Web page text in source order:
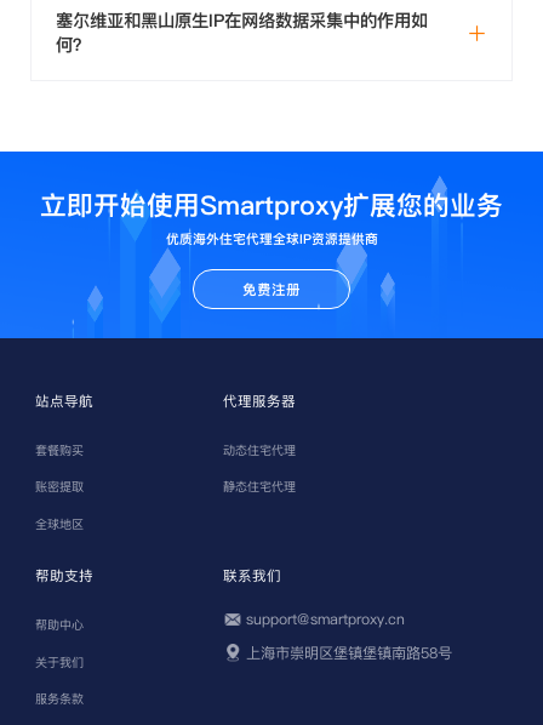
塞尔维亚和黑山原生IP在网络数据采集中的作用如
何？
立即开始使用Smartproxy扩展您的业务
优质海外住宅代理全球IP资源提供商
免费注册
站点导航
套餐购买
账密提取
全球地区
代理服务器
动态住宅代理
静态住宅代理
帮助支持
帮助中心
关于我们
服务条款
联系我们
support@smartproxy.cn
上海市崇明区堡镇堡镇南路58号